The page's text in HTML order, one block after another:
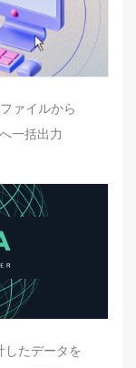
ァイルから
一括出力
したデータを